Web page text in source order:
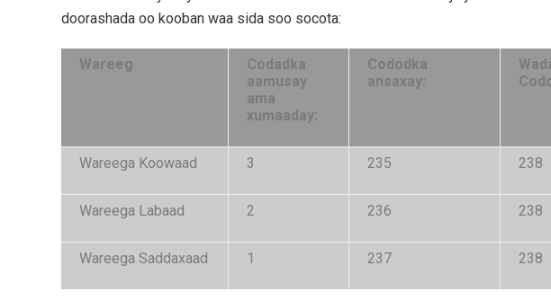
doorashada oo kooban waa sida soo socota:
Wareeg
Codadka
aamusay
ama
xumaaday:
Cododka
ansaxay:
Wareega Koowaad 3 235 238
Wareega Labaad 2 236 238
Wareega Saddaxaad 1 237 238